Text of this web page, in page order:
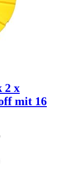
2 x
mit 16